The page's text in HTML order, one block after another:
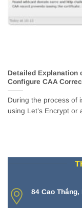
Detailed Explanation
Configure CAA
During the process of
using Let’s Encrypt or
84 Cao Thắng,